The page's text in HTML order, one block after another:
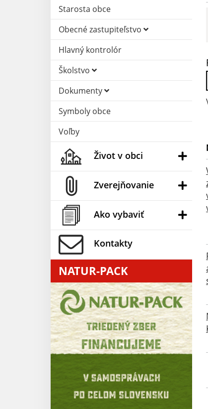
Starosta obce
Obecné zastupiteľstvo
Hlavný kontrolór
Školstvo
Dokumenty
Symboly obce
Voľby
Život v obci
Zverejňovanie
Ako vybaviť
Kontakty
NATUR-PACK